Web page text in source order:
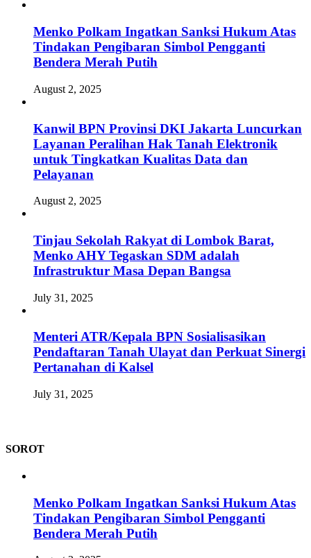
Menko Polkam Ingatkan Sanksi Hukum Atas
Tindakan Pengibaran Simbol Pengganti
Bendera Merah Putih
August 2, 2025
Kanwil BPN Provinsi DKI Jakarta Luncurkan
Layanan Peralihan Hak Tanah Elektronik
untuk Tingkatkan Kualitas Data dan
Pelayanan
August 2, 2025
Tinjau Sekolah Rakyat di Lombok Barat,
Menko AHY Tegaskan SDM adalah
Infrastruktur Masa Depan Bangsa
July 31, 2025
Menteri ATR/Kepala BPN Sosialisasikan
Pendaftaran Tanah Ulayat dan Perkuat Sinergi
Pertanahan di Kalsel
July 31, 2025
SOROT
Menko Polkam Ingatkan Sanksi Hukum Atas
Tindakan Pengibaran Simbol Pengganti
Bendera Merah Putih